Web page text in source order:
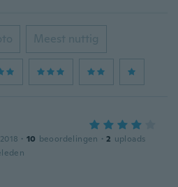
Meest nuttig
· 10 beoordelingen · 2 uploads